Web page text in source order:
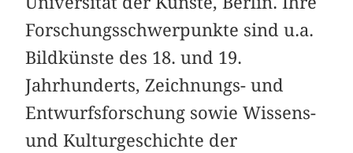
Forschungsschwerpunkte sind u.a.
Bildkünste des 18. und 19.
Jahrhunderts, Zeichnungs- und
Entwurfsforschung sowie Wissens-
und Kulturgeschichte der